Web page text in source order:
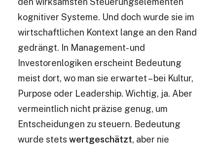
kognitiver Systeme. Und doch wurde sie im
wirtschaftlichen Kontext lange an den Rand
gedrängt. In Management- und
Investorenlogiken erscheint Bedeutung
meist dort, wo man sie erwartet – bei Kultur,
Purpose oder Leadership. Wichtig, ja. Aber
vermeintlich nicht präzise genug, um
Entscheidungen zu steuern. Bedeutung
wurde stets wertgeschätzt, aber nie